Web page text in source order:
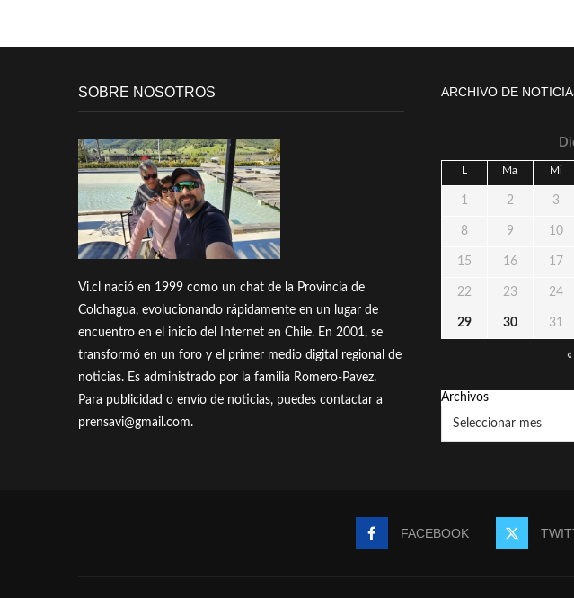
SOBRE NOSOTROS
Vi.cl nació en 1999 como un chat de la Provincia de
Colchagua, evolucionando rápidamente en un lugar de
encuentro en el inicio del Internet en Chile. En 2001, se
transformó en un foro y el primer medio digital regional de
noticias. Es administrado por la familia Romero-Pavez.
Para publicidad o envío de noticias, puedes contactar a
prensavi@gmail.com.
ARCHIVO DE
L Ma Mi
1 2 3
8 9 10
15 16 17
22 23 24
29 30 31
Archivos
FACEBOOK